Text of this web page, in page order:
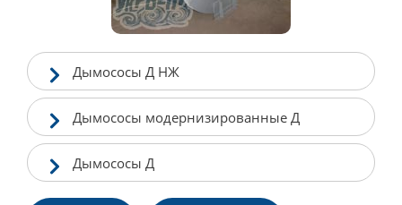
Дымососы Д НЖ
Дымососы модернизированные Д
Дымососы Д